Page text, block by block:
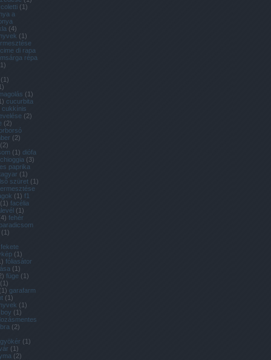
(1)
a
(4)
(1)
cime di rapa
répa
1)
(1)
)
(1)
) cucurbita
cukkínis
(2)
(2)
(2)
(2)
(1) diófa
(3)
paprika
(1)
szüret (1)
(1) f1
(1) facélia
(1)
4) fehér
(1)
fekete
(1)
) fóliasátor
(1)
) füge (1)
(1)
(1) garafarm
(1)
(1)
(1)
(2)
gyökér (1)
(1)
(2)